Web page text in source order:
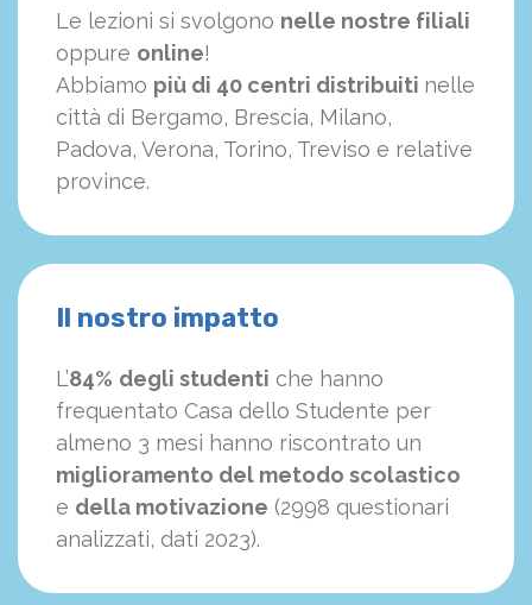
Le lezioni si svolgono nelle nostre filiali
oppure online!
Abbiamo più di 40 centri distribuiti nelle
città di Bergamo, Brescia, Milano,
Padova, Verona, Torino, Treviso e relative
province.
Il nostro impatto
L’84% degli studenti che hanno
frequentato Casa dello Studente per
almeno 3 mesi hanno riscontrato un
miglioramento del metodo scolastico
e della motivazione (2998 questionari
analizzati, dati 2023).